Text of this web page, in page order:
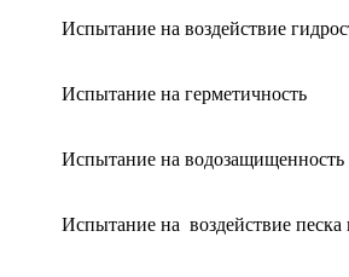
Испытание на воздействие
Испытание на герметичность
Испытание на водозащищенность
Испытание на воздействие